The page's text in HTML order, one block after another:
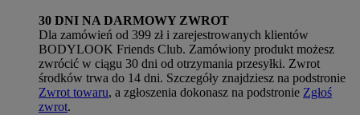
30 DNI NA DARMOWY ZWROT
Dla zamówień od 399 zł i zarejestrowanych klientów
BODYLOOK Friends Club. Zamówiony produkt możesz
zwrócić w ciągu 30 dni od otrzymania przesyłki. Zwrot
środków trwa do 14 dni. Szczegóły znajdziesz na podstronie
Zwrot towaru, a zgłoszenia dokonasz na podstronie Zgłoś
zwrot.